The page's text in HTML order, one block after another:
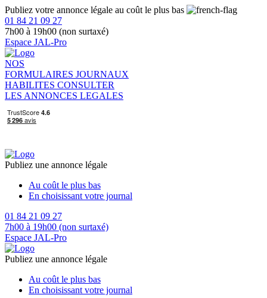
Publiez votre annonce légale au coût le plus bas
01 84 21 09 27
7h00 à 19h00 (non surtaxé)
Espace JAL-Pro
NOS
FORMULAIRES JOURNAUX
HABILITES CONSULTER
LES ANNONCES LEGALES
Publiez une annonce légale
Au coût le plus bas
En choisissant votre journal
01 84 21 09 27
7h00 à 19h00 (non surtaxé)
Espace JAL-Pro
Publiez une annonce légale
Au coût le plus bas
En choisissant votre journal